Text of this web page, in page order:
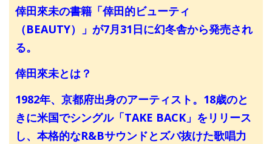
倖田來未の書籍「倖田的ビューティ
（BEAUTY）」が7月31日に幻冬舎から発売され
る。
倖田來未とは？
1982年、京都府出身のアーティスト。18歳のと
きに米国でシングル「TAKE BACK」をリリース
し、本格的なR&Bサウンドとズバ抜けた歌唱力